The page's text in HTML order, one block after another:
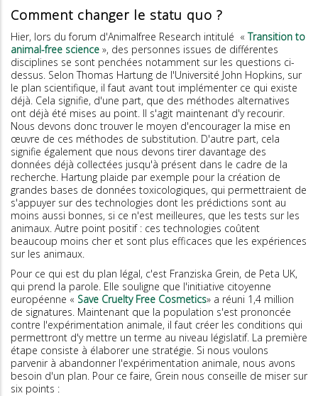
Comment changer le statu quo ?
Hier, lors du forum d'Animalfree Research intitulé «Transition to
animal-free science », des personnes issues de différentes
disciplines se sont penchées notamment sur les questions ci-
dessus. Selon Thomas Hartung de l'Université John Hopkins, sur
le plan scientifique, il faut avant tout implémenter ce qui existe
déjà. Cela signifie, d'une part, que des méthodes alternatives
ont déjà été mises au point. Il s'agit maintenant d'y recourir.
Nous devons donc trouver le moyen d'encourager la mise en
œuvre de ces méthodes de substitution. D'autre part, cela
signifie également que nous devons tirer davantage des
données déjà collectées jusqu'à présent dans le cadre de la
recherche. Hartung plaide par exemple pour la création de
grandes bases de données toxicologiques, qui permettraient de
s'appuyer sur des technologies dont les prédictions sont au
moins aussi bonnes, si ce n'est meilleures, que les tests sur les
animaux. Autre point positif : ces technologies coûtent
beaucoup moins cher et sont plus efficaces que les expériences
sur les animaux.
Pour ce qui est du plan légal, c'est Franziska Grein, de Peta UK,
qui prend la parole. Elle souligne que l'initiative citoyenne
européenne « Save Cruelty Free Cosmetics» a réuni 1,4 million
de signatures. Maintenant que la population s'est prononcée
contre l'expérimentation animale, il faut créer les conditions qui
permettront d'y mettre un terme au niveau législatif. La première
étape consiste à élaborer une stratégie. Si nous voulons
parvenir à abandonner l'expérimentation animale, nous avons
besoin d'un plan. Pour ce faire, Grein nous conseille de miser sur
six points :